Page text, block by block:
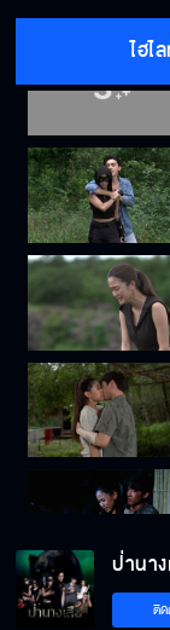
ไฮไ
ป่านา
ติ